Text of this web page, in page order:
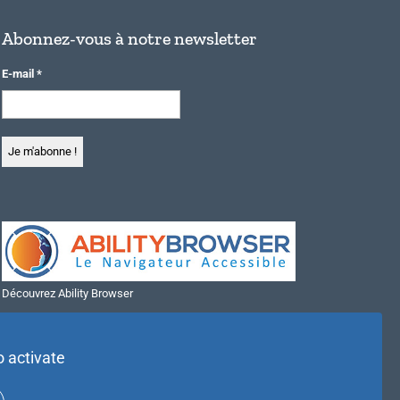
Abonnez-vous à notre newsletter
E-mail *
Découvrez Ability Browser
activate